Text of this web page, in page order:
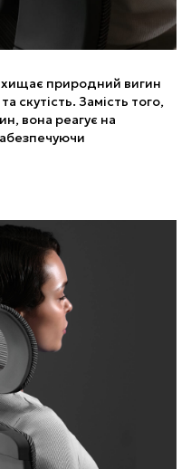
природний вигин
скутість. Замість того,
вона реагує на